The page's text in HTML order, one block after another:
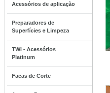
Acessórios de aplicação
Preparadores de
Superfícies e Limpeza
TWI - Acessórios
Platinum
Facas de Corte